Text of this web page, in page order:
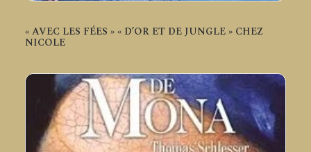
« AVEC LES FÉES » « D’OR ET DE JUNGLE » CHEZ
NICOLE